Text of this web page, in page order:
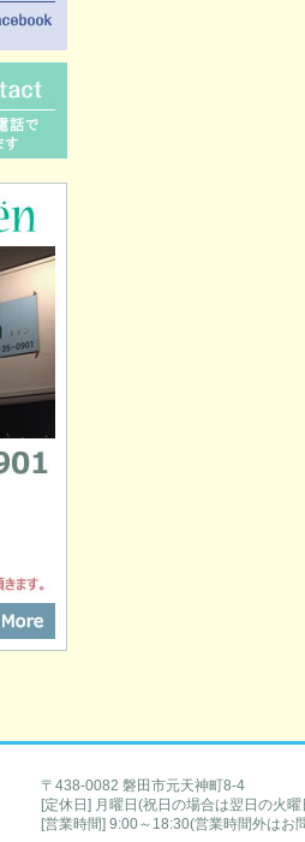
hair salon Eden [ヘアサロンエデン]
Tel.0538-35-0901
〒438-0082 磐田市元天神町8-4
[定休日] 月曜日(祝日の場合は翌日の火曜
[営業時間] 9:00～18:30(営業時間外はお